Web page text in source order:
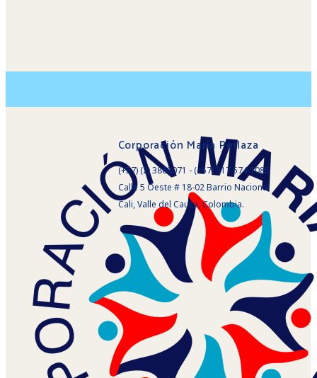
Corporación María Perlaza
(+57) (2) 3868071 - (+57) 317 574 1085
Calle 5 Oeste # 18-02 Barrio Nacional
Cali, Valle del Cauca, Colombia.